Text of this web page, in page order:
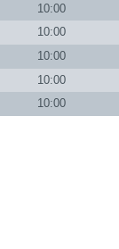
10:00
10:00
10:00
10:00
10:00